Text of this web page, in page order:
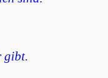
gibt.